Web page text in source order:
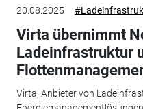
20.08.2025
Virta übernimmt
Ladeinfrastruktur
Virta, Anbieter von